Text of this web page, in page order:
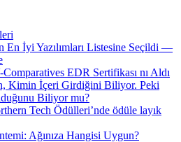
En İyi Yazılımları Listesine Seçildi —
EDR Sertifikası nı Aldı
Kimin İçeri Girdiğini Biliyor. Peki
Biliyor mu?
Tech Ödülleri’nde ödüle layık
Ağınıza Hangisi Uygun?